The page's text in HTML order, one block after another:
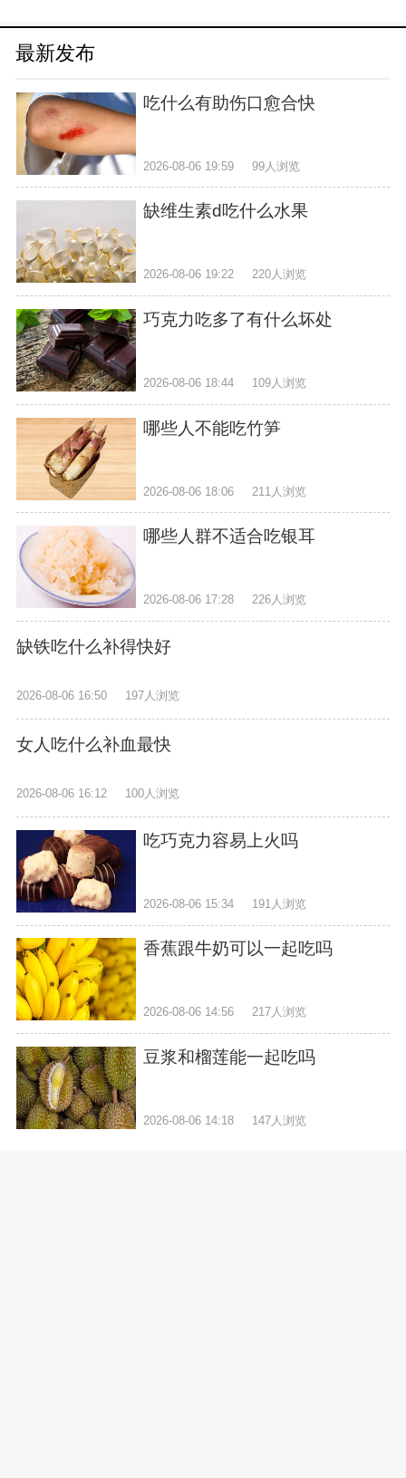
最新发布
吃什么有助伤口愈合快
2026-08-06 19:59 99人浏览
缺维生素d吃什么水果
2026-08-06 19:22 220人浏览
巧克力吃多了有什么坏处
2026-08-06 18:44 109人浏览
哪些人不能吃竹笋
2026-08-06 18:06 211人浏览
哪些人群不适合吃银耳
2026-08-06 17:28 226人浏览
缺铁吃什么补得快好
2026-08-06 16:50 197人浏览
女人吃什么补血最快
2026-08-06 16:12 100人浏览
吃巧克力容易上火吗
2026-08-06 15:34 191人浏览
香蕉跟牛奶可以一起吃吗
2026-08-06 14:56 217人浏览
豆浆和榴莲能一起吃吗
2026-08-06 14:18 147人浏览